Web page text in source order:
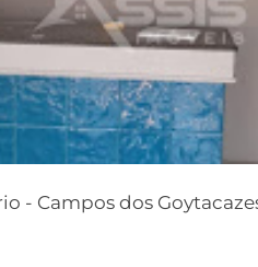
Loja no Parque Rosário - Campos dos